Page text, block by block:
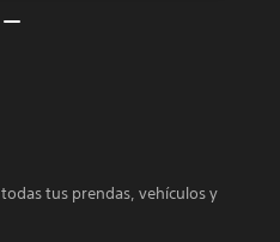
tus prendas, vehículos y